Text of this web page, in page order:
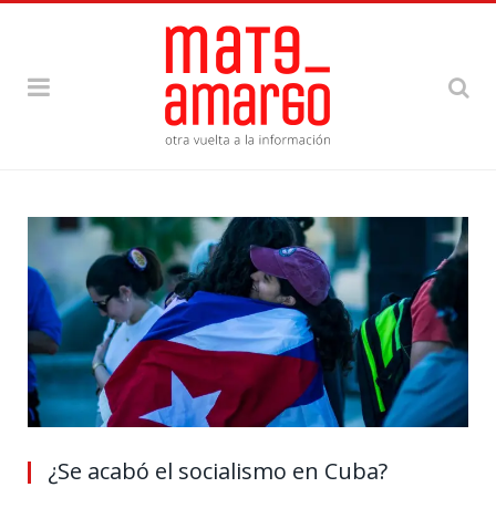
¿Se acabó el socialismo en Cuba?